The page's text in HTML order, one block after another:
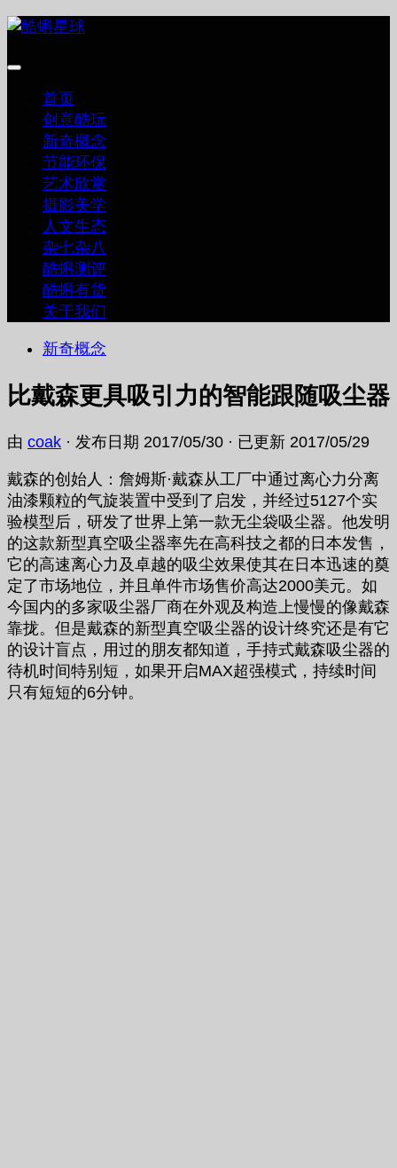
跳
内
首页
创意酷玩
新奇概念
节能环保
艺术欣赏
摄影美学
人文生态
杂七杂八
酷蝌测评
酷蝌有货
关于我们
新奇概念
比戴森更具吸引力的智能跟随吸尘器
由 coak · 发布日期 2017/05/30 · 已更新 2017/05/29
戴森的创始人：詹姆斯·戴森从工厂中通过离心力分离
油漆颗粒的气旋装置中受到了启发，并经过5127个实
验模型后，研发了世界上第一款无尘袋吸尘器。他发明
的这款新型真空吸尘器率先在高科技之都的日本发售，
它的高速离心力及卓越的吸尘效果使其在日本迅速的奠
定了市场地位，并且单件市场售价高达2000美元。如
今国内的多家吸尘器厂商在外观及构造上慢慢的像戴森
靠拢。但是戴森的新型真空吸尘器的设计终究还是有它
的设计盲点，用过的朋友都知道，手持式戴森吸尘器的
待机时间特别短，如果开启MAX超强模式，持续时间
只有短短的6分钟。